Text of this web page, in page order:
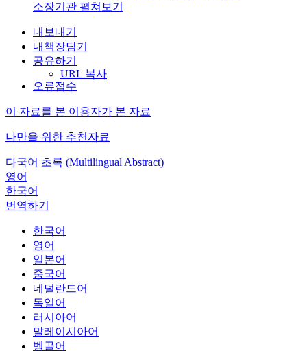
소장기관 펼쳐보기
내보내기
내책장담기
공유하기
URL 복사
오류접수
이 자료를 본 이용자가 본 자료
나만을 위한 추천자료
다국어 초록 (Multilingual Abstract)
영어
한국어
번역하기
한국어
영어
일본어
중국어
네덜란드어
독일어
러시아어
말레이시아어
벵골어